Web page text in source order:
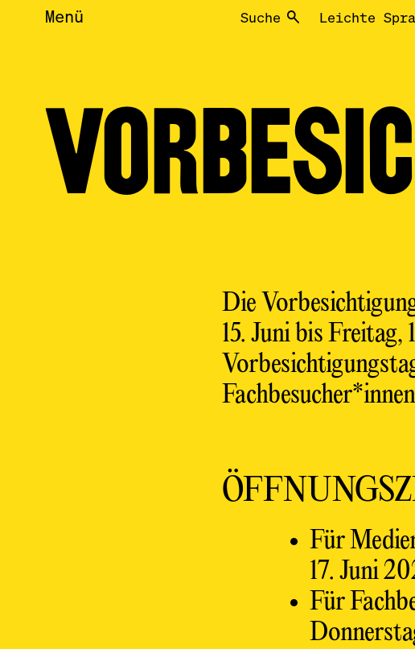
Menü Suche Leichte
Die
15. Juni bis
Für
17. Juni
Für